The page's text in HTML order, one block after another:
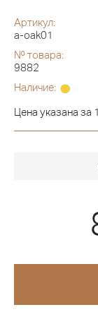
Артикул:
a-oak01
№ товара:
9882
Наличие:
Цена указана за